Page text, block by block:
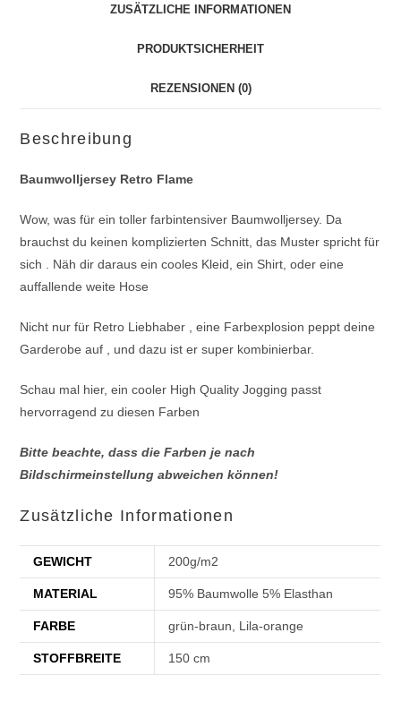
ZUSÄTZLICHE INFORMATIONEN
PRODUKTSICHERHEIT
REZENSIONEN (0)
Beschreibung
Baumwolljersey Retro Flame
Wow, was für ein toller farbintensiver Baumwolljersey. Da
brauchst du keinen komplizierten Schnitt, das Muster spricht für
sich . Näh dir daraus ein cooles Kleid, ein Shirt, oder eine
auffallende weite Hose
Nicht nur für Retro Liebhaber , eine Farbexplosion peppt deine
Garderobe auf , und dazu ist er super kombinierbar.
Schau mal hier, ein cooler High Quality Jogging passt
hervorragend zu diesen Farben
Bitte beachte, dass die Farben je nach
Bildschirmeinstellung abweichen können!
Zusätzliche Informationen
GEWICHT 200g/m2
MATERIAL 95% Baumwolle 5% Elasthan
FARBE grün-braun, Lila-orange
STOFFBREITE 150 cm